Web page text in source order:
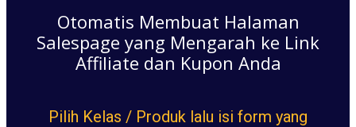
Otomatis Membuat Halaman
Salespage yang Mengarah ke Link
Affiliate dan Kupon Anda
Pilih Kelas / Produk lalu isi form yang